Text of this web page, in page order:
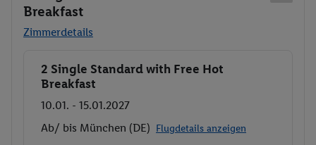
Breakfast
Zimmerdetails
Buchen
2 Single Standard with Free Hot
Breakfast
10.01. - 15.01.2027
Ab/ bis München (DE) Flugdetails anzeigen